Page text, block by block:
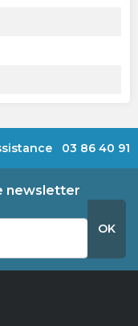
03 86 40 91
newsletter
OK